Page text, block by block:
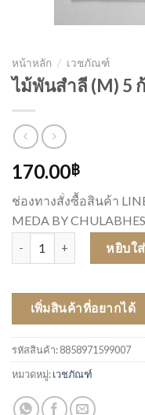
หน้าหลัก / เวชภัณฑ์
ไม้พันสำลี (M) 5
170.00฿
ช่องทางสั่งซื้อสินค้า LINE
MEDA BY
จำนวน ไม้พันสำลี (M) 5 ก้
หยิบใ
เพิ่มสินค้าที่อยากได้
รหัสสินค้า:8858971599007
หมวดหมู่:เวชภัณฑ์